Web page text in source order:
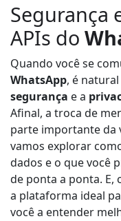
Segurança
APIs do
Quando você se
WhatsApp, é
segurança e a
Afinal, a troca de
parte importante da
vamos explorar
dados e o que você
de ponta a ponta. E,
a plataforma ideal
você a entender